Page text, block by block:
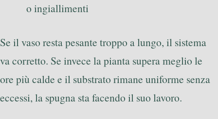
o ingiallimenti
Se il vaso resta pesante troppo a lungo, il sistema
va corretto. Se invece la pianta supera meglio le
ore più calde e il substrato rimane uniforme senza
eccessi, la spugna sta facendo il suo lavoro.